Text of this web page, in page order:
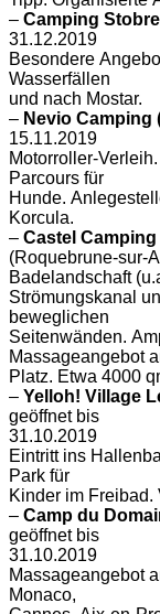
– Camping
31.12.2019
Besondere
Wasserfällen
und nach Mostar.
– Nevio Camping
15.11.2019
Motorroller-
Parcours für
Hunde.
Korcula.
– Castel
(Roquebrune-sur-
Badelandschaft
Strömungskanal
beweglichen
Seitenwänden.
Massageangebot
Platz. Etwa 4000
– Yelloh! Village
geöffnet bis
31.10.2019
Eintritt ins
Park für
Kinder im Freibad.
– Camp du
geöffnet bis
31.10.2019
Massageangebot
Monaco,